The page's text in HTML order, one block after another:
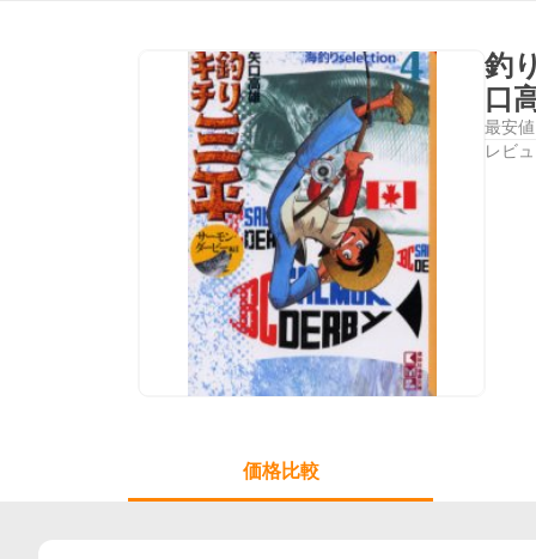
釣
口
最安値
レビ
価格比較